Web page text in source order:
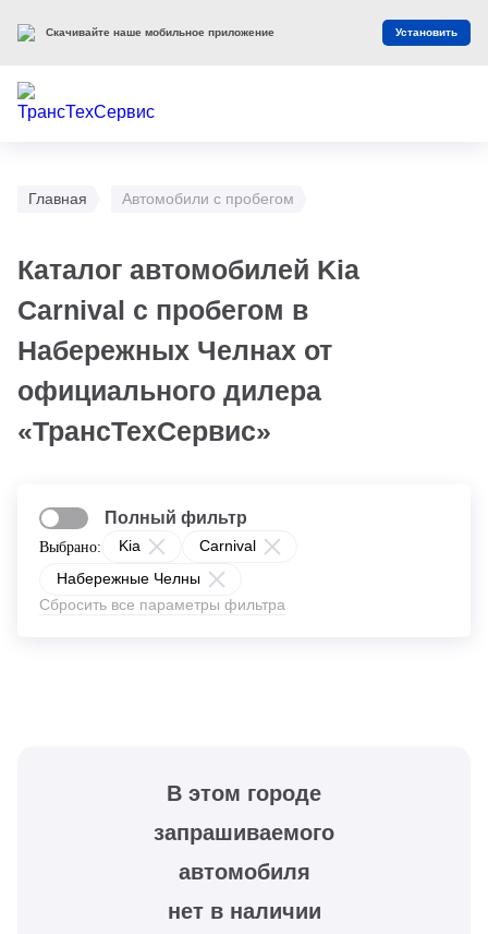
Главная Автомобили с пробегом
Каталог автомобилей Kia
Carnival с пробегом в
Набережных Челнах от
официального дилера
«ТрансТехСервис»
Выбрано: Kia
Carnival
Набережные Челны
Сбросить все параметры фильтра
Полный фильтр
В этом городе
запрашиваемого
автомобиля
нет в наличии
Скачивайте наше мобильное приложение Установить